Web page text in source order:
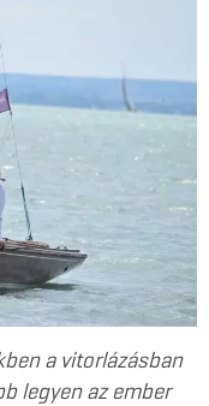
a vitorlázásban
legyen az ember